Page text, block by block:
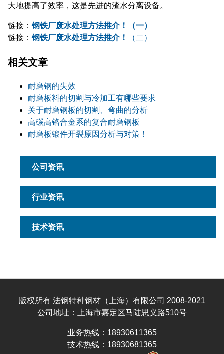
大地提高了效率，这是先进的渣水分离设备。
链接：钢铁厂废水处理方法推介！（一）
链接：钢铁厂废水处理方法推介！ （二）
相关文章
耐磨钢的失效
耐磨板料的切割与冷加工有哪些要求
关于耐磨钢板的切割、弯曲的分析
高碳高铬合金系的复合耐磨钢板
耐磨板锻件开裂原因分析与对策！
公司资讯
行业资讯
技术资讯
版权所有 法钢特种钢材（上海）有限公司 2008-2021
公司地址：上海市嘉定区马陆思义路510号
业务热线：18930611365
技术热线：18930681365